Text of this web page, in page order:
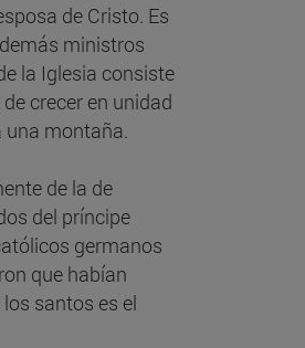
de Cristo. Es
ministros
la Iglesia consiste
crecer en unidad
una montaña.
de la de
del príncipe
germanos
que habían
santos es el